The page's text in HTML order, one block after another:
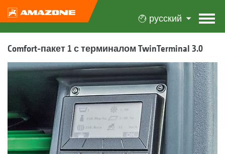
русский
Comfort-пакет 1 с терминалом TwinTerminal 3.0